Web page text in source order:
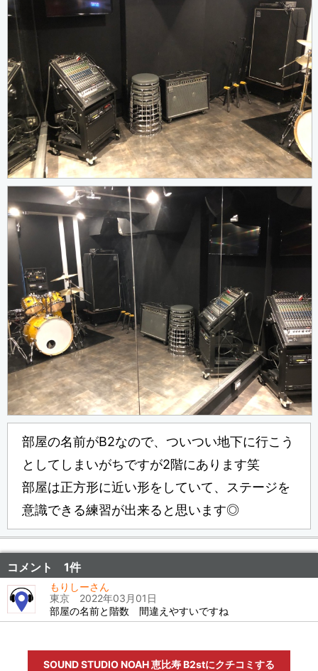
部屋の名前がB2なので、ついつい地下に行こう
としてしまいがちですが2階にあります笑
部屋は正方形に近い形をしていて、ステージを
意識できる練習が出来ると思います◎
コメント 1件
もりしーさん
東京 2022年03月01日
部屋の名前と階数 間違えやすいですね
SOUND STUDIO NOAH 恵比寿 B2stにクチコミする